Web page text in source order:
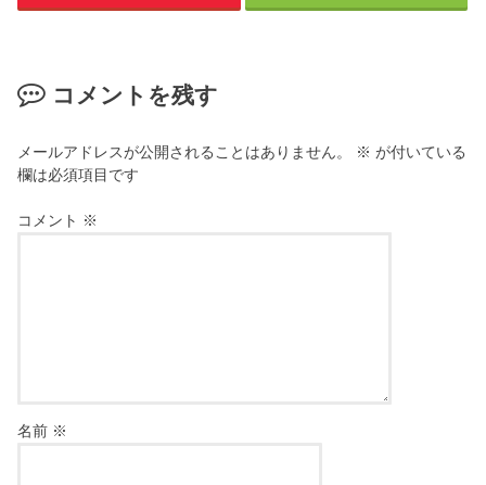
コメントを残す
メールアドレスが公開されることはありません。 ※ が付いている
欄は必須項目です
コメント ※
名前 ※